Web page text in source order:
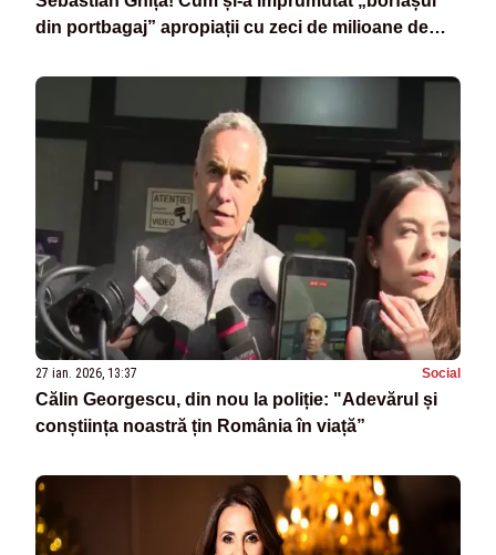
din portbagaj” apropiații cu zeci de milioane de
27 ian. 2026, 13:37 Social
Călin Georgescu, din nou la poliție: "Adevărul și
conștiința noastră țin România în viață”